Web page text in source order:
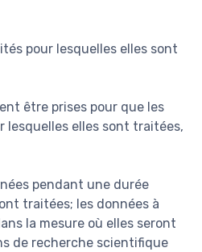
pour lesquelles elles sont
être prises pour que les
lesquelles elles sont traitées,
pendant une durée
traitées; les données à
la mesure où elles seront
de recherche scientifique